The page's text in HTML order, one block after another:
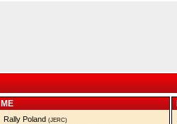
ME
Rally Poland (JERC)